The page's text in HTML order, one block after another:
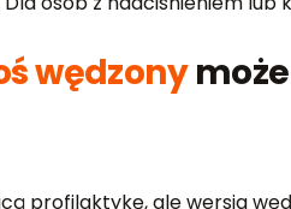
wędzony
profilaktykę, ale wersja